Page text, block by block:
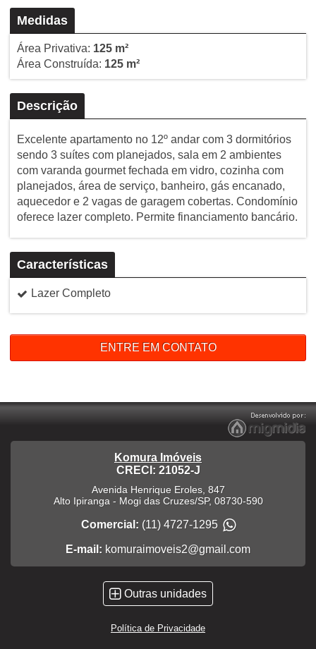
Medidas
Área Privativa: 125 m²
Área Construída: 125 m²
Descrição
Excelente apartamento no 12º andar com 3 dormitórios
sendo 3 suítes com planejados, sala em 2 ambientes
com varanda gourmet fechada em vidro, cozinha com
planejados, área de serviço, banheiro, gás encanado,
aquecedor e 2 vagas de garagem cobertas. Condomínio
oferece lazer completo. Permite financiamento bancário.
Características
Lazer Completo
ENTRE EM CONTATO
Komura Imóveis
CRECI: 21052-J
Avenida Henrique Eroles, 847
Alto Ipiranga - Mogi das Cruzes/SP, 08730-590
Comercial: (11) 4727-1295
E-mail: komuraimoveis2@gmail.com
Outras unidades
Política de Privacidade